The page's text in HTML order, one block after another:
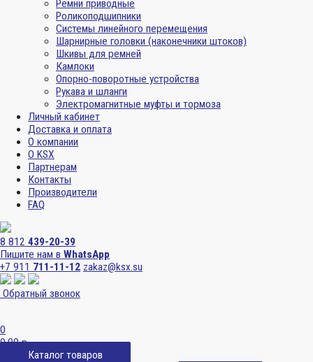
Ремни приводные
Роликоподшипники
Системы линейного перемещения
Шарнирные головки (наконечники штоков)
Шкивы для ремней
Камлоки
Опорно-поворотные устройства
Рукава и шланги
Электромагнитные муфты и тормоза
Личный кабинет
Доставка и оплата
О компании
О KSX
Партнерам
Контакты
Производители
FAQ
8 812 439-20-39
Пишите нам в WhatsApp
+7 911 711-11-12 zakaz@ksx.su
Обратный звонок
0
0,00р.
Каталог товаров